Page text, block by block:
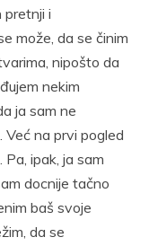
pretnji i
može, da se činim
nipošto da
nekim
ja sam ne
na prvi pogled
ipak, ja sam
docnije tačno
baš svoje
da se